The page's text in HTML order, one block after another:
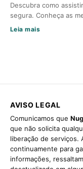
Descubra como
segura. Conheça as
Leia mais
AVISO LEGAL
Comunicamos que
que não solicita
liberação de serviços.
continuamente para
informações,